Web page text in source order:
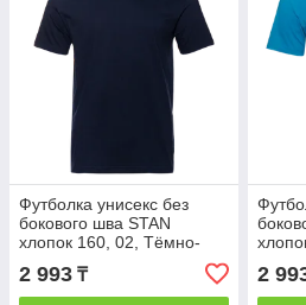
Футболка унисекс без
бокового шва STAN
хлопок 160, 02, Тёмно-
синий, (46) (50/L)
2 993 ₸
(40/1)
2